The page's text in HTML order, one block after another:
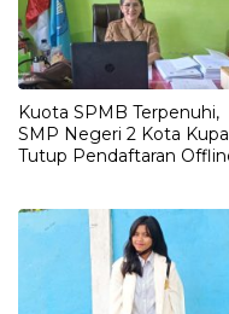
Kuota SPMB Terpenuhi,
SMP Negeri 2 Kota
Tutup Pendaftaran